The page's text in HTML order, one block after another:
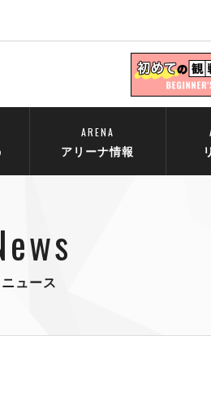
ARENA
アリーナ情報
ニュース